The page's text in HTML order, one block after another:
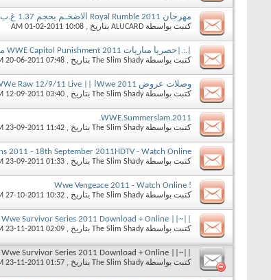
مهرجان Royal Rumble 2011 الاضخـم بحجم 1.37 غ.ب على سيرفر hotfile
كتبت بواسطة ALUCARD بتاريخ ‏, 01-02-2011 10:08 AM
|.:.|حصريا مباريات WWE Capitol Punishment 2011 منفصلة|.:.|
كتبت بواسطةThe Slim Shady بتاريخ ‏, 20-06-2011 07:48 PM
وصلات عروض Wwe 2011ا || WWe Raw 12/9/11 Live
كتبت بواسطةThe Slim Shady بتاريخ ‏, 12-09-2011 03:40 PM
WWE.Summerslam.2011.
كتبت بواسطةThe Slim Shady بتاريخ ‏, 23-09-2011 11:42 PM
2011 - 18th September 2011HDTV - Watch Online
كتبت بواسطةThe Slim Shady بتاريخ ‏, 23-09-2011 01:33 PM
! Wwe Vengeace 2011 - Watch Online
كتبت بواسطةThe Slim Shady بتاريخ ‏, 27-10-2011 10:32 AM
||~|| Wwe Survivor Series 2011 Download + Online ||~||
كتبت بواسطةThe Slim Shady بتاريخ ‏, 23-11-2011 02:09 PM
||~|| Wwe Survivor Series 2011 Download + Online ||~||
كتبت بواسطةThe Slim Shady بتاريخ ‏, 23-11-2011 01:57 PM